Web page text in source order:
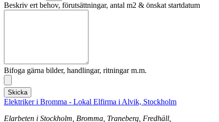
Beskriv ert behov, förutsättningar, antal m2 & önskat startdatum
Bifoga gärna bilder, handlingar, ritningar m.m.
Skicka
Elektriker i Bromma - Lokal Elfirma i Alvik, Stockholm
Elarbeten i Stockholm, Bromma, Traneberg, Fredhäll,